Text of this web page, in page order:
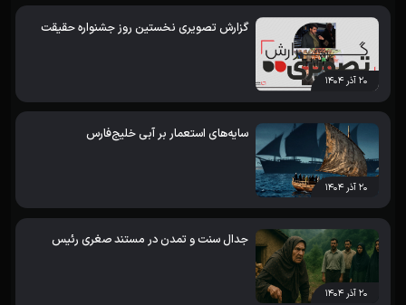
۲۰ آذر ۱۴۰۴
گزارش تصویری نخستین روز جشنواره حقیقت
۲۰ آذر ۱۴۰۴
سایه‌های استعمار بر آبی خلیج‌فارس
۲۰ آذر ۱۴۰۴
جدال سنت و تمدن در مستند صغری رئیس